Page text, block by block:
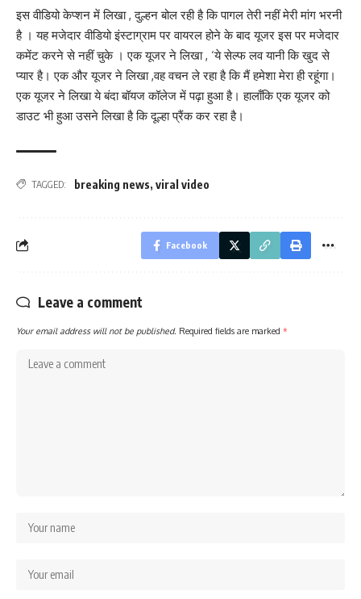
इस वीडियो केप्शन में लिखा , दुल्हन बोल रही है कि पागल तेरी नहीं मेरी मांग भरनी
है । यह मजेदार वीडियो इंस्टाग्राम पर वायरल होने के बाद यूजर इस पर मजेदार
कमेंट करने से नहीं चुके । एक यूजर ने लिखा , ‘ये सेल्फ लव यानी कि खुद से
प्यार है। एक और यूजर ने लिखा ,वह वचन ले रहा है कि मैं हमेशा मेरा ही रहूंगा।
एक यूजर ने लिखा ये बंदा बॉयज कॉलेज में पढ़ा हुआ है। हालाँकि एक यूजर को
डाउट भी हुआ उसने लिखा है कि दूल्हा प्रैंक कर रहा है।
TAGGED: breaking news, viral video
Facebook
Leave a comment
Your email address will not be published. Required fields are marked *